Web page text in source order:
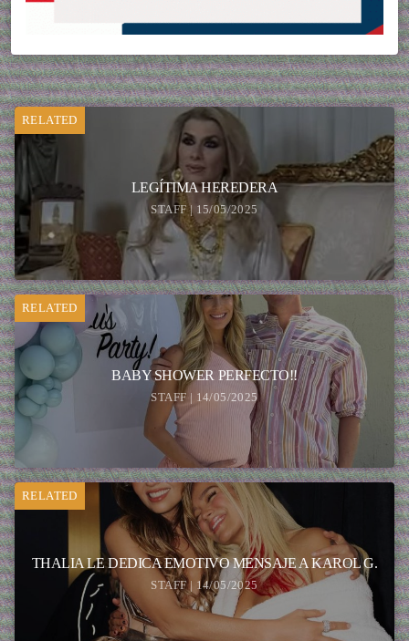
RELATED
LEGÍTIMA HEREDERA
STAFF | 15/05/2025
RELATED
BABY SHOWER PERFECTO!!
STAFF | 14/05/2025
RELATED
THALIA LE DEDICA EMOTIVO MENSAJE A KAROL G.
STAFF | 14/05/2025